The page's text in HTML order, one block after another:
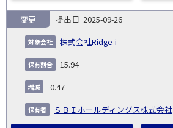
2025-09-26
株式会社Ridge-i
変更
15.94
-0.47
ＳＢＩホールディングス株式会社